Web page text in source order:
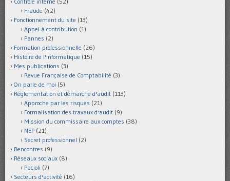
Fraude (42)
Fonctionnement du site (13)
Appel à contribution (1)
Pannes (2)
Formation professionnelle (26)
Histoire de l'informatique (15)
Mes publications (3)
Revue Française de Comptabilité (3)
On parle de moi (5)
Réglementation et démarche d'audit (113)
Approche par les risques (21)
Formalisation des travaux d'audit (9)
Mission du commissaire aux comptes (38)
NEP (21)
Secret professionnel (2)
Rencontres (9)
Réseaux sociaux (8)
Pacioli (7)
Secteurs d'activité (16)